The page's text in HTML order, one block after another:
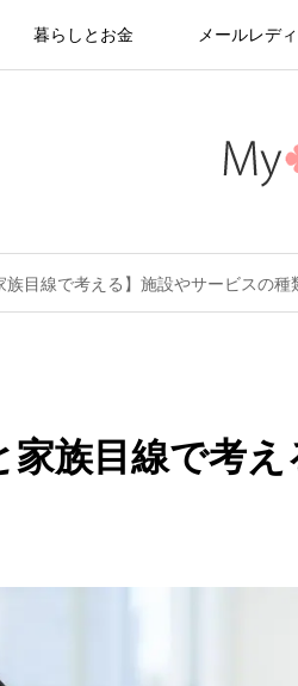
暮らしとお金 メールレディ
目線で考える】施設やサービスの種
族目線で考